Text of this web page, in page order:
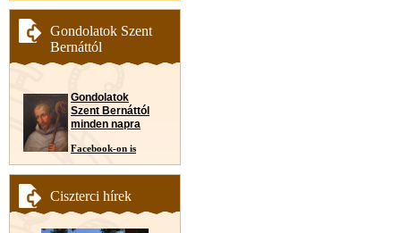
Gondolatok Szent
Bernáttól
Gondolatok
Szent Bernáttól
minden napra
Facebook-on is
Ciszterci hírek